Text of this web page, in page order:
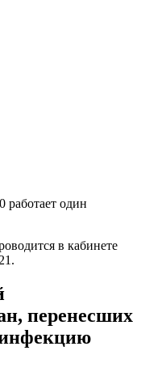
работает один
в кабинете
перенесших